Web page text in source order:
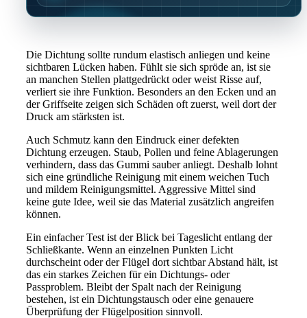
Die Dichtung sollte rundum elastisch anliegen und keine
sichtbaren Lücken haben. Fühlt sie sich spröde an, ist sie
an manchen Stellen plattgedrückt oder weist Risse auf,
verliert sie ihre Funktion. Besonders an den Ecken und an
der Griffseite zeigen sich Schäden oft zuerst, weil dort der
Druck am stärksten ist.
Auch Schmutz kann den Eindruck einer defekten
Dichtung erzeugen. Staub, Pollen und feine Ablagerungen
verhindern, dass das Gummi sauber anliegt. Deshalb lohnt
sich eine gründliche Reinigung mit einem weichen Tuch
und mildem Reinigungsmittel. Aggressive Mittel sind
keine gute Idee, weil sie das Material zusätzlich angreifen
können.
Ein einfacher Test ist der Blick bei Tageslicht entlang der
Schließkante. Wenn an einzelnen Punkten Licht
durchscheint oder der Flügel dort sichtbar Abstand hält, ist
das ein starkes Zeichen für ein Dichtungs- oder
Passproblem. Bleibt der Spalt nach der Reinigung
bestehen, ist ein Dichtungstausch oder eine genauere
Überprüfung der Flügelposition sinnvoll.